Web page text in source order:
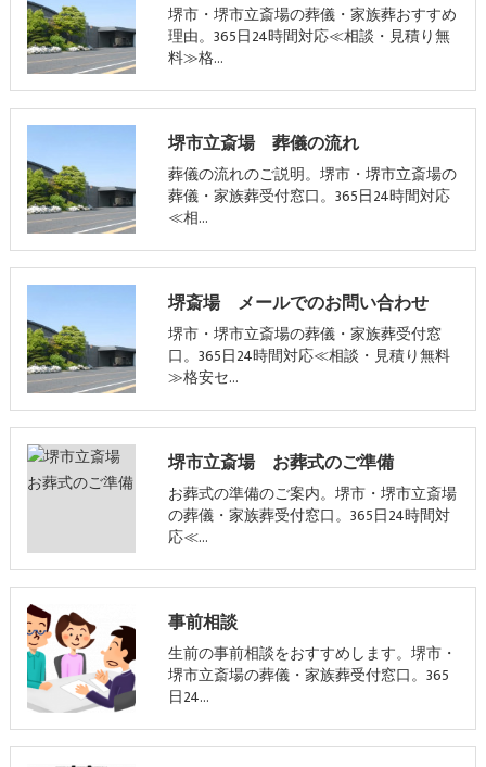
堺市・堺市立斎場の葬儀・家族葬おすすめ
理由。365日24時間対応≪相談・見積り無
料≫格…
堺市立斎場 葬儀の流れ
葬儀の流れのご説明。堺市・堺市立斎場の
葬儀・家族葬受付窓口。365日24時間対応
≪相…
堺斎場 メールでのお問い合わせ
堺市・堺市立斎場の葬儀・家族葬受付窓
口。365日24時間対応≪相談・見積り無料
≫格安セ…
堺市立斎場 お葬式のご準備
お葬式の準備のご案内。堺市・堺市立斎場
の葬儀・家族葬受付窓口。365日24時間対
応≪…
事前相談
生前の事前相談をおすすめします。堺市・
堺市立斎場の葬儀・家族葬受付窓口。365
日24…